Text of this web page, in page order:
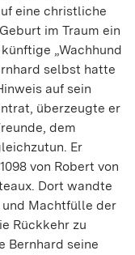
eine christliche
im Traum ein
„Wachhund
selbst hatte
auf sein
überzeugte er
dem
Er
von Robert von
Dort wandte
Machtfülle der
Rückkehr zu
Bernhard seine